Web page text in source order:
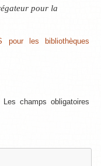
pour la
pour les bibliothèques
champs obligatoires